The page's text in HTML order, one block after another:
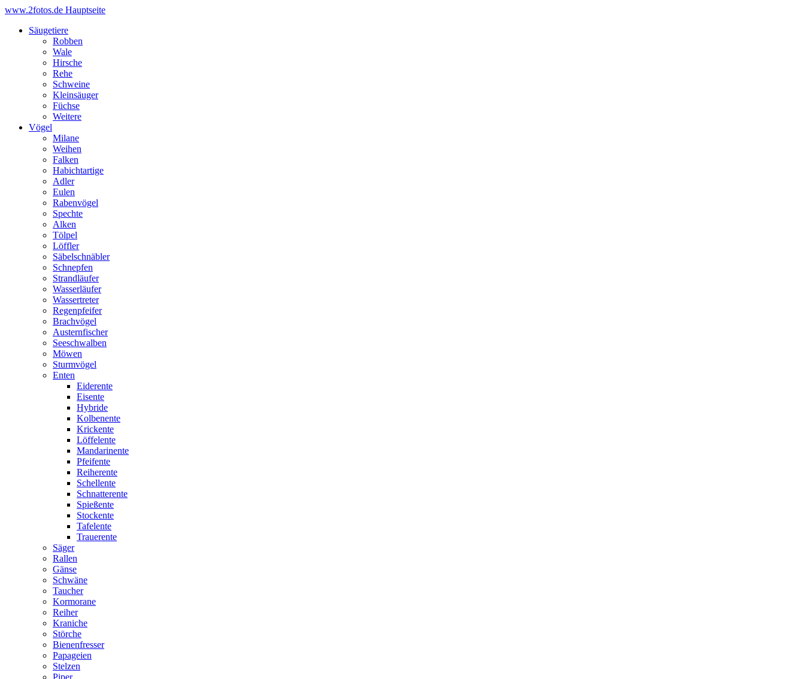
www.2fotos.de Hauptseite
Säugetiere
Robben
Wale
Hirsche
Rehe
Schweine
Kleinsäuger
Füchse
Weitere
Vögel
Milane
Weihen
Falken
Habichtartige
Adler
Eulen
Rabenvögel
Spechte
Alken
Tölpel
Löffler
Säbelschnäbler
Schnepfen
Strandläufer
Wasserläufer
Wassertreter
Regenpfeifer
Brachvögel
Austernfischer
Seeschwalben
Möwen
Sturmvögel
Enten
Eiderente
Eisente
Hybride
Kolbenente
Krickente
Löffelente
Mandarinente
Pfeifente
Reiherente
Schellente
Schnatterente
Spießente
Stockente
Tafelente
Trauerente
Säger
Rallen
Gänse
Schwäne
Taucher
Kormorane
Reiher
Kraniche
Störche
Bienenfresser
Papageien
Stelzen
Piper